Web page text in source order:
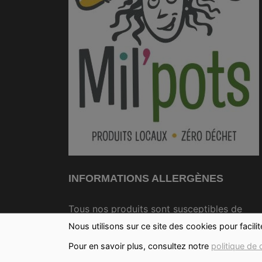
Nous utilisons sur ce site des cookies pour
Pour en savoir plus, consultez notre politique de
INFORMATIONS ALLERGÈNES
Tous nos produits sont susceptibles de
contenir des allergènes. Si vous souhaitez
vous pouveznous contacter